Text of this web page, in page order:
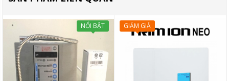
NỔI BẬT GIẢM GIÁ